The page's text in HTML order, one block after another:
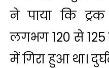
ने पाया कि ट्रक
लगभग 120 से 125
में गिरा हुआ था।